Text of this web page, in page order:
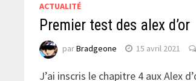
ACTUALITÉ
Premier test des alex d’or
parBradgeone 15 avril 2021
J’ai inscris le chapitre 4 aux Alex